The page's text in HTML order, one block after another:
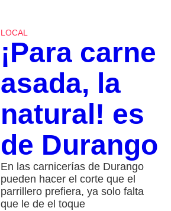
LOCAL
¡Para carne
asada, la
natural! es
de Durango
En las carnicerías de Durango
pueden hacer el corte que el
parrillero prefiera, ya solo falta
que le de el toque